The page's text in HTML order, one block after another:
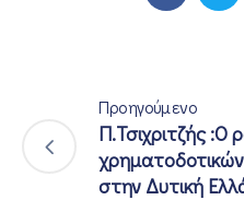
Προηγούμενο
Π.Τσιχριτζής :Ο
στην Δυτική